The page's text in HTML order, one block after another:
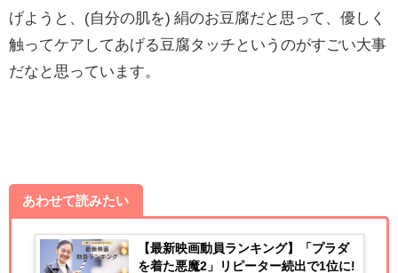
げようと、(自分の肌を) 絹のお豆腐だと思って、優しく
触ってケアしてあげる豆腐タッチというのがすごい大事
だなと思っています。
あわせて読みたい
【最新映画動員ランキング】「プラダ
を着た悪魔2」リピーター続出で1位に!